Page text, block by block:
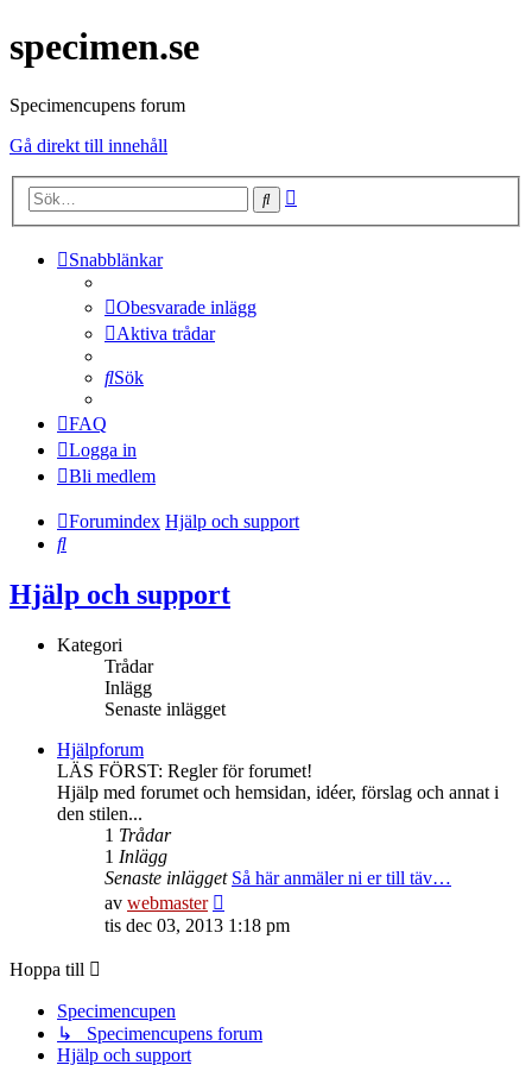
specimen.se
Specimencupens forum
Gå direkt till innehåll
Sök
Snabblänkar
Obesvarade inlägg
Aktiva trådar
Sök
FAQ
Logga in
Bli medlem
Forumindex Hjälp och support
Sök
Hjälp och support
Kategori
Trådar
Inlägg
Senaste inlägget
Hjälpforum
LÄS FÖRST: Regler för forumet!
Hjälp med forumet och hemsidan, idéer, förslag och annat i
den stilen...
1 Trådar
1 Inlägg
Senaste inlägget Så här anmäler ni er till täv…
av webmaster
till
tis dec 03, 2013 1:18 pm
Hoppa till
Specimencupen
↳ Specimencupens forum
Hjälp och support